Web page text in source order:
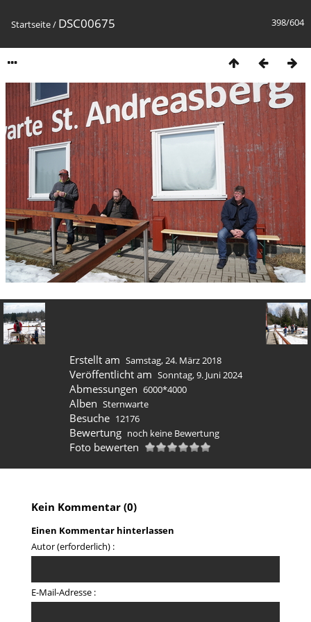
398/604
Startseite/ DSC00675
Erstellt am Samstag, 24. März 2018
Veröffentlicht am Sonntag, 9. Juni 2024
Abmessungen 6000*4000
Alben Sternwarte
Besuche 12176
Bewertung noch keine Bewertung
Foto bewerten
Kein Kommentar (0)
Einen Kommentar hinterlassen
Autor (erforderlich) :
E-Mail-Adresse :